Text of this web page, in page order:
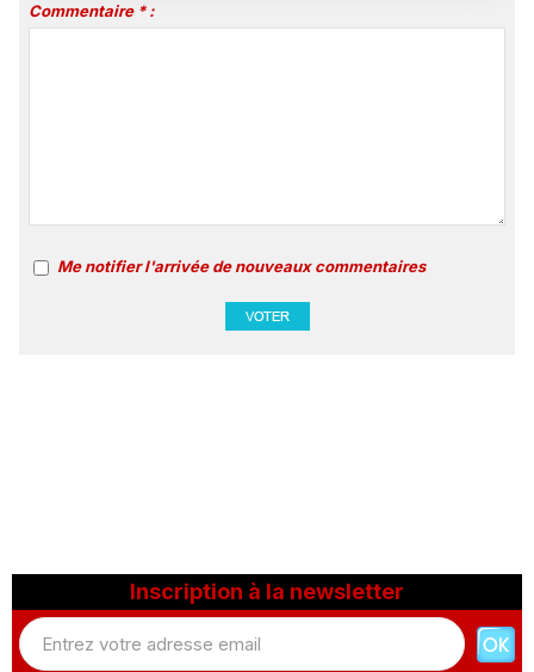
Commentaire * :
Me notifier l'arrivée de nouveaux commentaires
Inscription à la newsletter